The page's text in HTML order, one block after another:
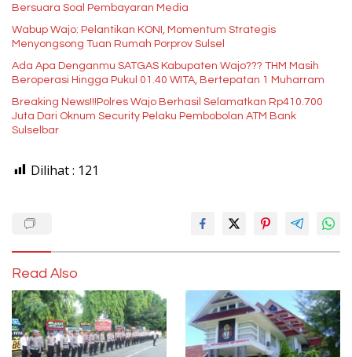
Bersuara Soal Pembayaran Media
Wabup Wajo: Pelantikan KONI, Momentum Strategis
Menyongsong Tuan Rumah Porprov Sulsel
Ada Apa Denganmu SATGAS Kabupaten Wajo??? THM Masih
Beroperasi Hingga Pukul 01.40 WITA, Bertepatan 1 Muharram
Breaking News!!!Polres Wajo Berhasil Selamatkan Rp410.700
Juta Dari Oknum Security Pelaku Pembobolan ATM Bank
Sulselbar
Dilihat : 121
Read Also